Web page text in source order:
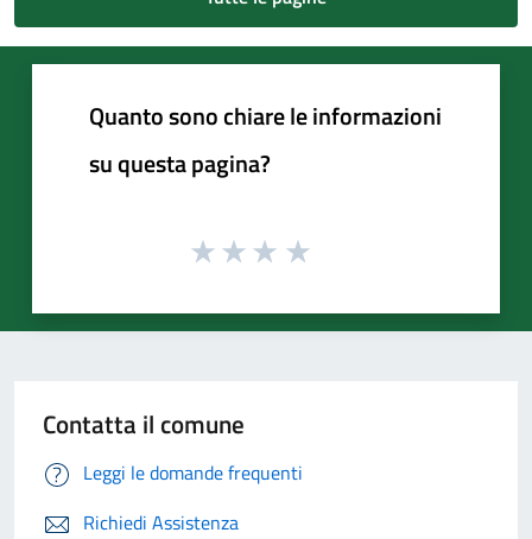
Quanto sono chiare le informazioni
su questa pagina?
Contatta il comune
Leggi le domande frequenti
Richiedi Assistenza